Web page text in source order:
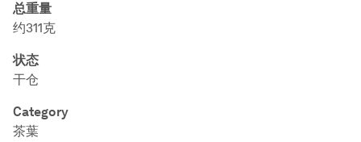
总重量
约311克
状态
干仓
Category
茶葉